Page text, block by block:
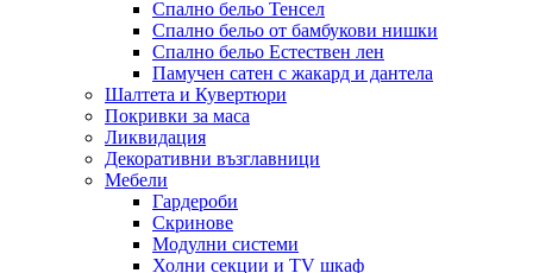
Спално бельо Тенсел
Спално бельо от бамбукови нишки
Спално бельо Естествен лен
Памучен сатен с жакард и дантела
Шалтета и Кувертюри
Покривки за маса
Ликвидация
Декоративни възглавници
Мебели
Гардероби
Скринове
Модулни системи
Холни секции и ТV шкаф